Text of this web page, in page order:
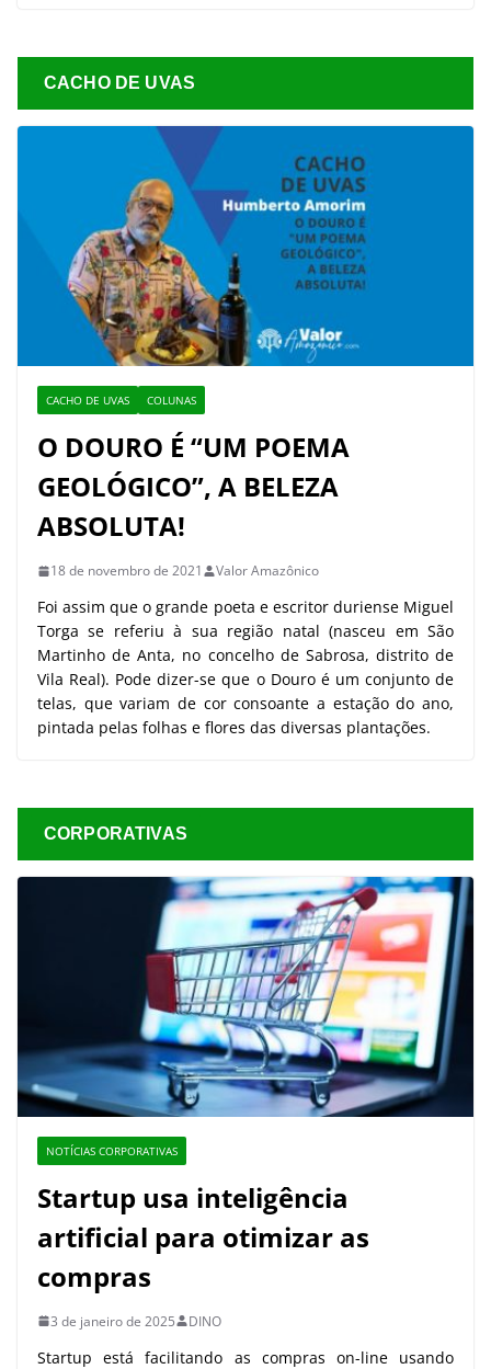
CACHO DE UVAS
CACHO DE UVAS COLUNAS
O DOURO É “UM POEMA
GEOLÓGICO”, A BELEZA
ABSOLUTA!
18 de novembro de 2021 Valor Amazônico
Foi assim que o grande poeta e escritor duriense Miguel
Torga se referiu à sua região natal (nasceu em São
Martinho de Anta, no concelho de Sabrosa, distrito de
Vila Real). Pode dizer-se que o Douro é um conjunto de
telas, que variam de cor consoante a estação do ano,
pintada pelas folhas e flores das diversas plantações.
CORPORATIVAS
NOTÍCIAS CORPORATIVAS
Startup usa inteligência
artificial para otimizar as
compras
3 de janeiro de 2025 DINO
Startup está facilitando as compras on-line usando